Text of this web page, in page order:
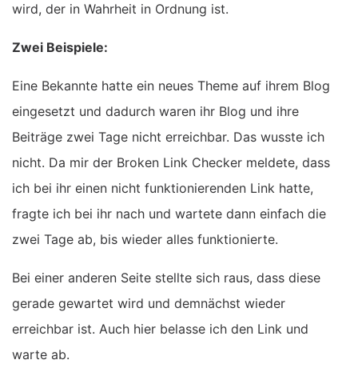
wird, der in Wahrheit in Ordnung ist.
Zwei Beispiele:
Eine Bekannte hatte ein neues Theme auf ihrem Blog
eingesetzt und dadurch waren ihr Blog und ihre
Beiträge zwei Tage nicht erreichbar. Das wusste ich
nicht. Da mir der Broken Link Checker meldete, dass
ich bei ihr einen nicht funktionierenden Link hatte,
fragte ich bei ihr nach und wartete dann einfach die
zwei Tage ab, bis wieder alles funktionierte.
Bei einer anderen Seite stellte sich raus, dass diese
gerade gewartet wird und demnächst wieder
erreichbar ist. Auch hier belasse ich den Link und
warte ab.